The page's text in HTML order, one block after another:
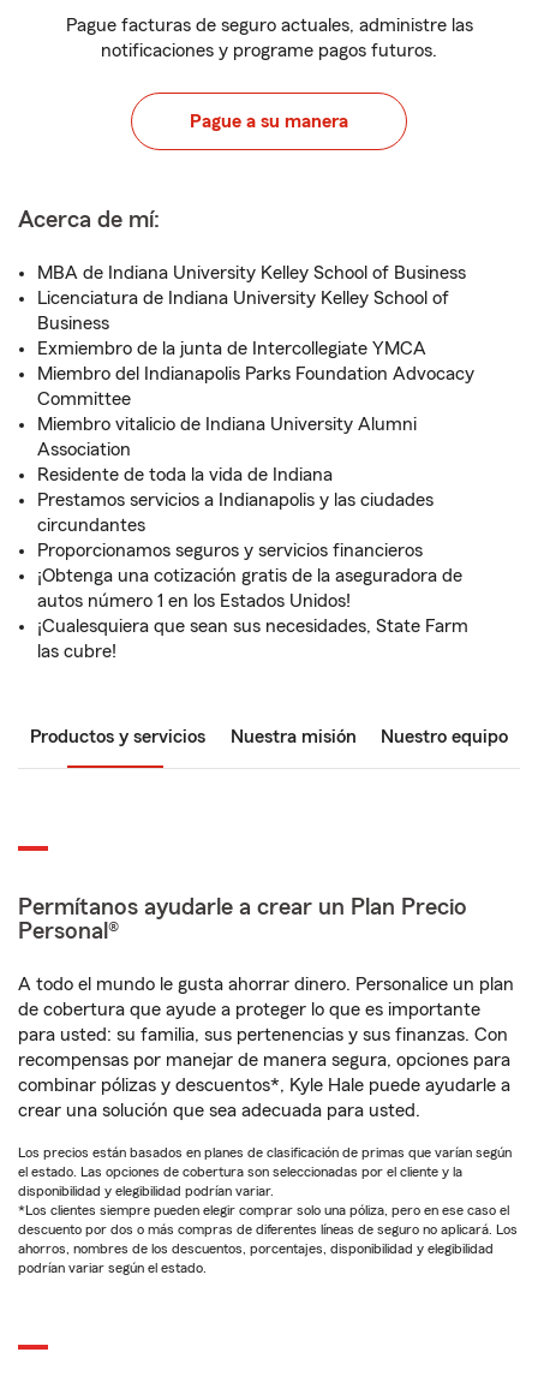
Pague facturas de seguro actuales, administre las
notificaciones y programe pagos futuros.
Pague a su manera
Acerca de mí:
MBA de Indiana University Kelley School of Business
Licenciatura de Indiana University Kelley School of
Business
Exmiembro de la junta de Intercollegiate YMCA
Miembro del Indianapolis Parks Foundation Advocacy
Committee
Miembro vitalicio de Indiana University Alumni
Association
Residente de toda la vida de Indiana
Prestamos servicios a Indianapolis y las ciudades
circundantes
Proporcionamos seguros y servicios financieros
¡Obtenga una cotización gratis de la aseguradora de
autos número 1 en los Estados Unidos!
¡Cualesquiera que sean sus necesidades, State Farm
las cubre!
Productos y servicios Nuestra misión Nuestro equipo
Permítanos ayudarle a crear un Plan Precio
Personal®
A todo el mundo le gusta ahorrar dinero. Personalice un plan
de cobertura que ayude a proteger lo que es importante
para usted: su familia, sus pertenencias y sus finanzas. Con
recompensas por manejar de manera segura, opciones para
combinar pólizas y descuentos*, Kyle Hale puede ayudarle a
crear una solución que sea adecuada para usted.
Los precios están basados en planes de clasificación de primas que varían según
el estado. Las opciones de cobertura son seleccionadas por el cliente y la
disponibilidad y elegibilidad podrían variar.
*Los clientes siempre pueden elegir comprar solo una póliza, pero en ese caso el
descuento por dos o más compras de diferentes líneas de seguro no aplicará. Los
ahorros, nombres de los descuentos, porcentajes, disponibilidad y elegibilidad
podrían variar según el estado.